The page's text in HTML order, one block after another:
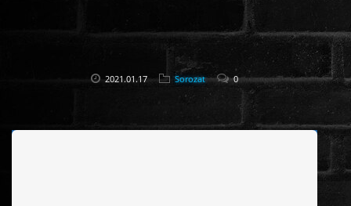
2021.01.17 Sorozat 0